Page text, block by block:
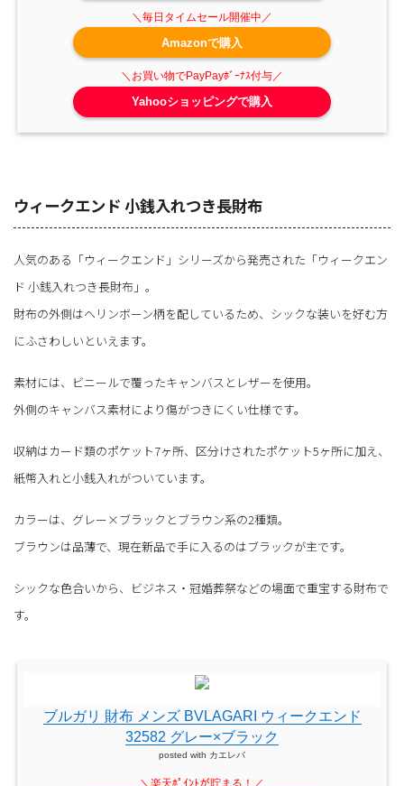
Amazonで購入
Yahooショッピングで購入
ウィークエンド 小銭入れつき長財布
人気のある「ウィークエンド」シリーズから発売された「ウィークエン
ド 小銭入れつき長財布」。
財布の外側はヘリンボーン柄を配しているため、シックな装いを好む方
にふさわしいといえます。
素材には、ビニールで覆ったキャンバスとレザーを使用。
外側のキャンバス素材により傷がつきにくい仕様です。
収納はカード類のポケット7ヶ所、区分けされたポケット5ヶ所に加え、
紙幣入れと小銭入れがついています。
カラーは、グレー×ブラックとブラウン系の2種類。
ブラウンは品薄で、現在新品で手に入るのはブラックが主です。
シックな色合いから、ビジネス・冠婚葬祭などの場面で重宝する財布で
す。
ブルガリ 財布 メンズ BVLAGARI ウィークエンド
32582 グレー×ブラック
posted with カエレバ